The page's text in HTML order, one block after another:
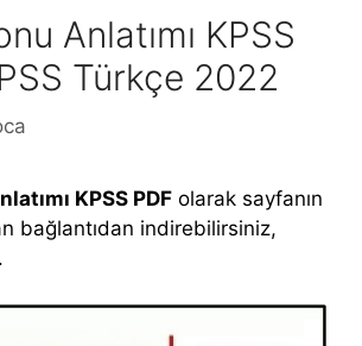
Anlatımı KPSS
Türkçe 2022
KPSS PDF olarak sayfanın
bağlantıdan indirebilirsiniz,